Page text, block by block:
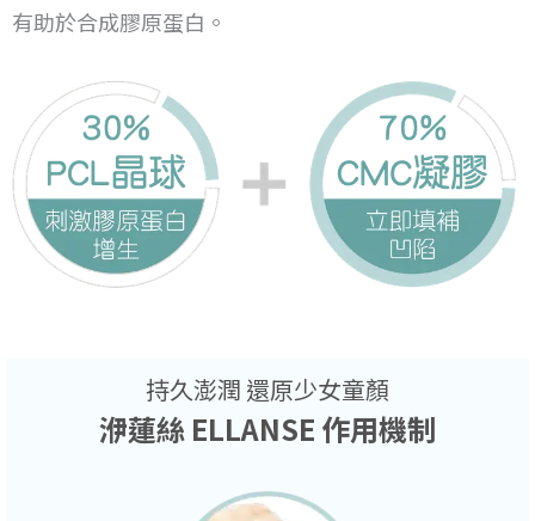
有助於合成膠原蛋白。
持久澎潤 還原少女童顏
洢蓮絲 ELLANSE 作用機制